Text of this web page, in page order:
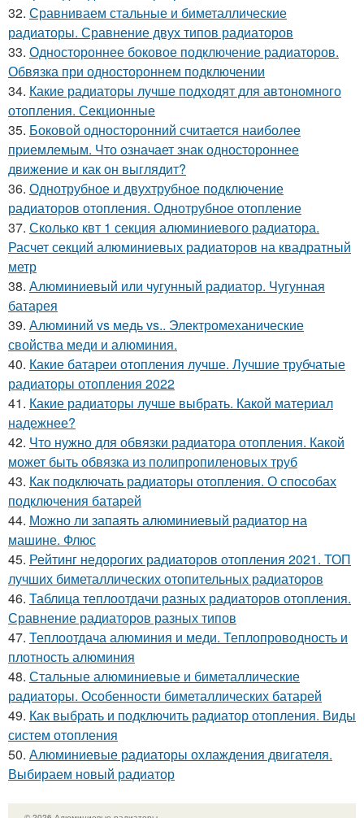
32. Сравниваем стальные и биметаллические
радиаторы. Сравнение двух типов радиаторов
33. Одностороннее боковое подключение радиаторов.
Обвязка при одностороннем подключении
34. Какие радиаторы лучше подходят для автономного
отопления. Секционные
35. Боковой односторонний считается наиболее
приемлемым. Что означает знак одностороннее
движение и как он выглядит?
36. Однотрубное и двухтрубное подключение
радиаторов отопления. Однотрубное отопление
37. Сколько квт 1 секция алюминиевого радиатора.
Расчет секций алюминиевых радиаторов на квадратный
метр
38. Алюминиевый или чугунный радиатор. Чугунная
батарея
39. Алюминий vs медь vs.. Электромеханические
свойства меди и алюминия.
40. Какие батареи отопления лучше. Лучшие трубчатые
радиаторы отопления 2022
41. Какие радиаторы лучше выбрать. Какой материал
надежнее?
42. Что нужно для обвязки радиатора отопления. Какой
может быть обвязка из полипропиленовых труб
43. Как подключать радиаторы отопления. О способах
подключения батарей
44. Можно ли запаять алюминиевый радиатор на
машине. Флюс
45. Рейтинг недорогих радиаторов отопления 2021. ТОП
лучших биметаллических отопительных радиаторов
46. Таблица теплоотдачи разных радиаторов отопления.
Сравнение радиаторов разных типов
47. Теплоотдача алюминия и меди. Теплопроводность и
плотность алюминия
48. Стальные алюминиевые и биметаллические
радиаторы. Особенности биметаллических батарей
49. Как выбрать и подключить радиатор отопления. Виды
систем отопления
50. Алюминиевые радиаторы охлаждения двигателя.
Выбираем новый радиатор